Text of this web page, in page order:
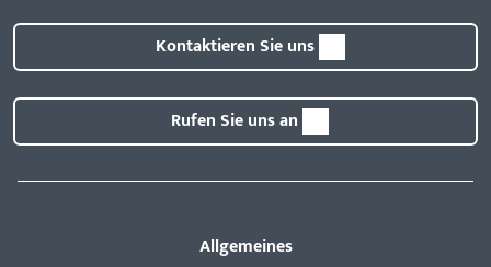
Kontaktieren Sie uns
Rufen Sie uns an
Allgemeines